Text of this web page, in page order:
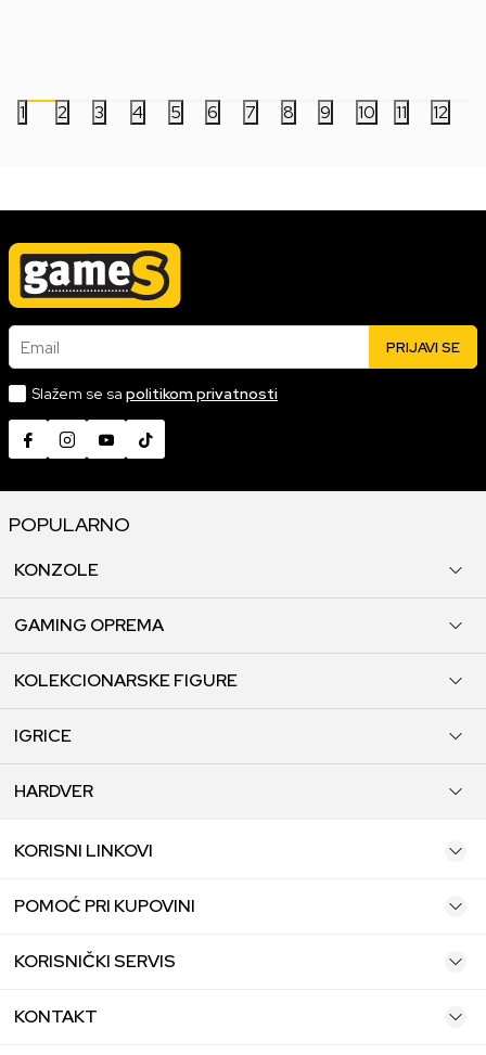
1 2 3 4 5 6 7 8 9 10 11 12
Email PRIJAVI SE
Slažem se sa politikom privatnosti
POPULARNO
KONZOLE
GAMING OPREMA
KOLEKCIONARSKE FIGURE
IGRICE
HARDVER
KORISNI LINKOVI
POMOĆ PRI KUPOVINI
KORISNIČKI SERVIS
KONTAKT